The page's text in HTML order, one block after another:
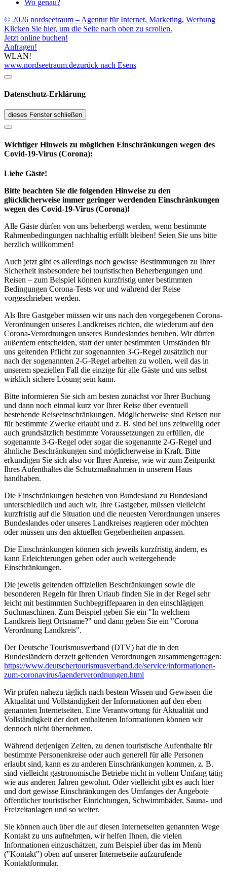
Wo genau?
© 2026 nordseetraum – Agentur für Internet, Marketing, Werbung
Klicken Sie hier, um die Seite nach oben zu scrollen.
Jetzt online buchen!
Anfragen!
WLAN!
www.nordseetraum.dezurück nach Esens
Datenschutz-Erklärung
dieses Fenster schließen
Wichtiger Hinweis zu möglichen Ein­schränk­ungen wegen des
Covid-19-Virus (Corona):
Liebe Gäste!
Bitte beachten Sie die folgenden Hinweise zu den
glücklicherweise immer geringer werdenden Einschränkungen
wegen des Covid-19-Virus (Corona)!
Alle Gäste dürfen von uns beherbergt werden, wenn bestimmte
Rahmenbedingungen nachhaltig erfüllt bleiben! Seien Sie uns bitte
herzlich willkommen!
Auch jetzt gibt es allerdings noch gewisse Bestimmungen zu Ihrer
Sicherheit insbesondere bei touristischen Beherbergungen und
Reisen – zum Beispiel können kurzfristig unter bestimmten
Bedingungen Corona-Tests vor und während der Reise
vorgeschrieben werden.
Als Ihre Gastgeber müssen wir uns nach den vorgegebenen Corona-
Verordnungen unseres Landkreises richten, die wiederum auf den
Corona-Verordnungen unseres Bundeslandes beruhen. Wir dürfen
außerdem entscheiden, statt der unter bestimmten Umständen für
uns geltenden Pflicht zur sogenannten 3-G-Regel zusätzlich nur
nach der sogenannten 2-G-Regel arbeiten zu wollen, weil das in
unserem speziellen Fall die einzige für alle Gäste und uns selbst
wirklich sichere Lösung sein kann.
Bitte informieren Sie sich am besten zunächst vor Ihrer Buchung
und dann noch einmal kurz vor Ihrer Reise über eventuell
bestehende Reiseeinschränkungen. Möglicherweise sind Reisen nur
für bestimmte Zwecke erlaubt und z. B. sind bei uns zeitweilig oder
auch grundsätzlich bestimmte Voraussetzungen zu erfüllen, die
sogenannte 3-G-Regel oder sogar die sogenannte 2-G-Regel und
ähnliche Beschränkungen sind möglicherweise in Kraft. Bitte
erkundigen Sie sich also vor Ihrer Anreise, wie wir zum Zeitpunkt
Ihres Aufenthaltes die Schutzmaßnahmen in unserem Haus
handhaben.
Die Einschränkungen bestehen von Bundesland zu Bundesland
unterschiedlich und auch wir, Ihre Gastgeber, müssen vielleicht
kurzfristig auf die Situation und die neuesten Verordnungen unseres
Bundeslandes oder unseres Landkreises reagieren oder möchten
oder müssen uns den aktuellen Gegebenheiten anpassen.
Die Einschränkungen können sich jeweils kurzfristig ändern, es
kann Erleichterungen geben oder auch weitergehende
Einschränkungen.
Die jeweils geltenden offiziellen Beschränkungen sowie die
besonderen Regeln für Ihren Urlaub finden Sie in der Regel sehr
leicht mit bestimmten Suchbegriffepaaren in den einschlägigen
Suchmaschinen. Zum Beispiel geben Sie ein "In welchem
Landkreis liegt Ortsname?" und dann geben Sie ein "Corona
Verordnung Landkreis".
Der Deutsche Tourismusverband (DTV) hat die in den
Bundesländern derzeit geltenden Verordnungen zusammengetragen:
https://www.deutscher­tourismusverband.de/­service/­informationen-
zum-coronavirus/­laenderverordnungen.html
Wir prüfen nahezu täglich nach bestem Wissen und Gewissen die
Aktualität und Vollständigkeit der Informationen auf den eben
genannten Internetseiten. Eine Verantwortung für Aktualität und
Vollständigkeit der dort enthaltenen Informationen können wir
dennoch nicht übernehmen.
Während derjenigen Zeiten, zu denen touristische Aufenthalte für
bestimmte Personenkreise oder auch generell für alle Personen
erlaubt sind, kann es zu anderen Einschränkungen kommen, z. B.
sind vielleicht gastronomische Betriebe nicht in vollem Umfang tätig
wie aus anderen Jahren gewohnt. Oder vielleicht gibt es auch hier
und dort gewisse Einschränkungen des Umfanges der Angebote
öffentlicher touristischer Einrichtungen, Schwimmbäder, Sauna- und
Freizeitanlagen und so weiter.
Sie können auch über die auf diesen Internetseiten genannten Wege
Kontakt zu uns aufnehmen, wir helfen Ihnen, die vielen
Informationen einzuschätzen, zum Beispiel über das im Menü
("Kontakt") oben auf unserer Internetseite aufzurufende
Kontaktformular.